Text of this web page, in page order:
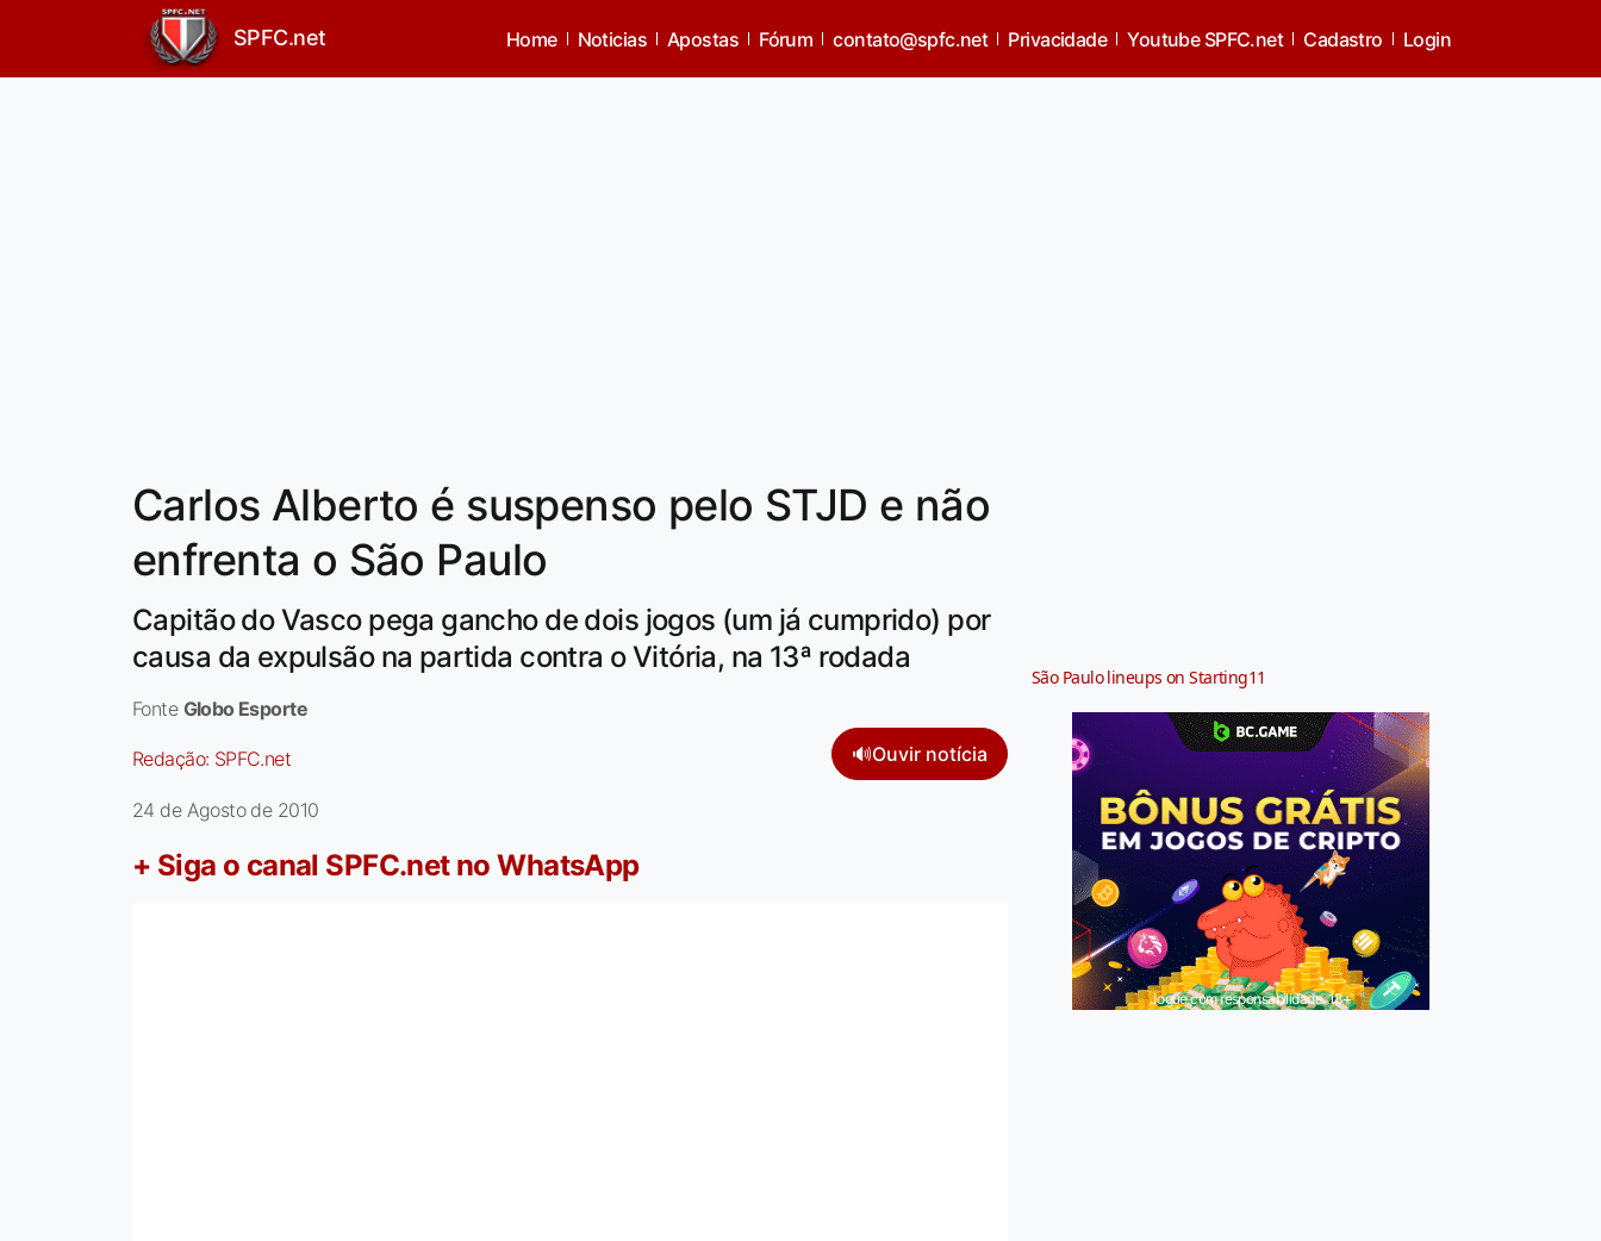
SPFC.net Home Noticias Apostas Fórum contato@spfc.net Privacidade Youtube SPFC.net Cadastro Login
Carlos Alberto é suspenso pelo STJD e não
enfrenta o São Paulo
Capitão do Vasco pega gancho de dois jogos (um já cumprido) por
causa da expulsão na partida contra o Vitória, na 13ª rodada
Fonte Globo Esporte
Redação: SPFC.net 🔊Ouvir notícia
24 de Agosto de 2010
+ Siga o canal SPFC.net no WhatsApp
São Paulo lineups on Starting11
Jogue com responsabilidade. 18+